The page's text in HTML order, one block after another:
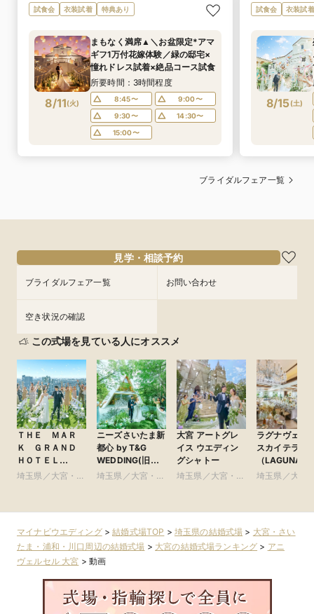
試食会 衣装試着 特典あり
8/11(火)
まもなく満席▲＼お盆限定*アマ
ギフ1万付花嫁体験／緑の邸宅×
憧れドレス試着×絶品コース試食
所要時間：3時間程度
8:45〜
9:00〜
9:30〜
14:30〜
15:00〜
試食会 衣装試着
8/15(土)
ブライダルフェア一覧
見学・相談予約
ブライダルフェア一覧 お問い合わせ
空き状況の確認
この式場を見ている人にオススメ
ＴＨＥ ＭＡＲ
Ｋ ＧＲＡＮＤ
ＨＯＴＥＬ
●Plan・Do・See
埼玉県／大宮・さ
ニーズさいたま新
都心 by T&G
WEDDING(旧
ガーデンヒルズ迎
埼玉県／大宮・さ
大宮 アートグレ
イス ウエディン
グシャトー
埼玉県／大宮・さ
ラグナヴェー
スカイテラス
（
SkyTerrace）
埼玉県／大宮
マイナビウエディング>結婚式場TOP > 埼玉県の結婚式場 > 大宮・さい
たま・浦和・川口周辺の結婚式場 > 大宮の結婚式場ランキング > アニ
ヴェルセル 大宮 > 動画